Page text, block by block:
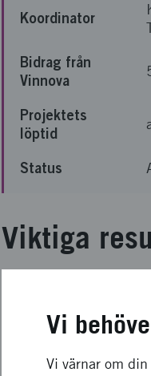
Koordinator
Bidrag från
Vinnova
Projektets
löptid
Status
Viktiga
skriftlig rapport,
Vi
Vi värnar om